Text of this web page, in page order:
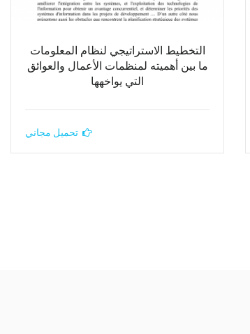
التخطيط الاستراتيجي لنظام المعلومات
ما بين أهميته لمنظمات الأعمال والعوائق
التي يواخهها
تحميل مجاني